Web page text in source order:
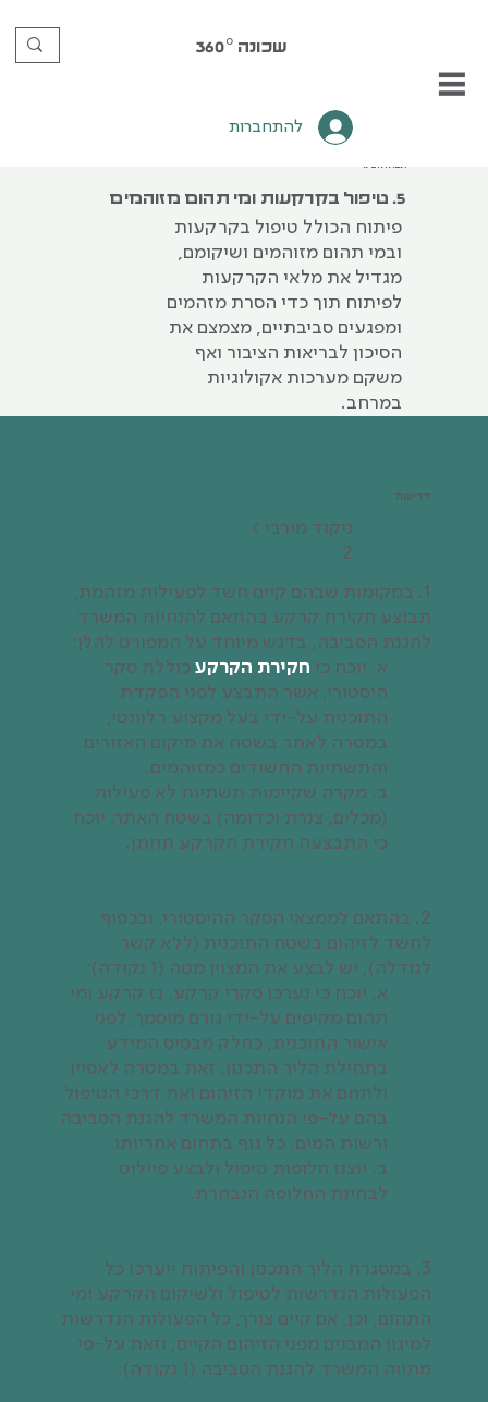
שכונה 360°
להתחברות
5. טיפול בקרקעות ומי תהום מזוהמים
פיתוח הכולל טיפול בקרקעות
ובמי תהום מזוהמים ושיקומם,
מגדיל את מלאי הקרקעות
לפיתוח תוך כדי הסרת מזהמים
ומפגעים סביבתיים, מצמצם את
הסיכון לבריאות הציבור ואף
משקם מערכות אקולוגיות
במרחב.
דרישה
ניקוד‭ ‬מירבי >
2
1. במקומות שבהם קיים חשד לפעילות מזהמת,
תבוצע חקירת קרקע בהתאם להנחיות המשרד
להגנת הסביבה, בדגש מיוחד על המפורט להלן:
א. יוכח כי חקירת הקרקע כוללת סקר
היסטורי, אשר התבצע לפני הפקדת
התוכנית על-ידי בעל מקצוע רלוונטי,
במטרה לאתר בשטח את מיקום האזורים
והתשתיות החשודים כמזוהמים.
ב. מקרה שקיימות תשתיות לא פעילות
(מכלים, צנרת וכדומה) בשטח האתר, יוכח
כי התבצעה חקירת הקרקע תחתן.
2. בהתאם לממצאי הסקר ההיסטורי, ובכפוף
לחשד לזיהום בשטח התוכנית (ללא קשר
לגודלה), יש לבצע את המצוין מטה (1 נקודה):
א. יוכח כי נערכו סקרי קרקע, גז קרקע ומי
תהום מקיפים על-ידי גורם מוסמך, לפני
אישור התוכנית, כחלק מבסיס המידע
בתחילת הליך התכנון. זאת במטרה לאפיין
ולתחם את מוקדי הזיהום ואת דרכי הטיפול
בהם על-פי הנחיות המשרד להגנת הסביבה
ורשות המים, כל גוף בתחום אחריותו.
ב. יוצגו חלופות טיפול ולבצע פיילוט
לבחינת החלופה הנבחרת.
3. במסגרת הליך התכנון והפיתוח ייערכו כל
הפעולות הנדרשות לטיפול ולשיקום הקרקע ומי
התהום, וכן, אם קיים צורך, כל הפעולות הנדרשות
למיגון המבנים מפני הזיהום הקיים, וזאת על-פי
מתווה המשרד להגנת הסביבה (1 נקודה).